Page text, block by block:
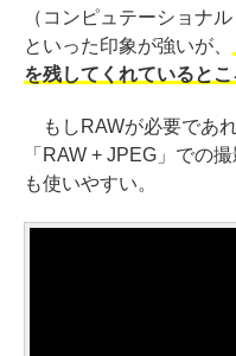
（コンピュテーショナ
といった印象が強いが、
を残してくれていると
もしRAWが必要であ
「RAW + JPEG」での
も使いやすい。